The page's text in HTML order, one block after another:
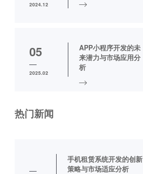
2024.12
05
2025.02
APP小程序开发的未
来潜力与市场应用分
析
热门新闻
手机租赁系统开发的创新
策略与市场适应分析